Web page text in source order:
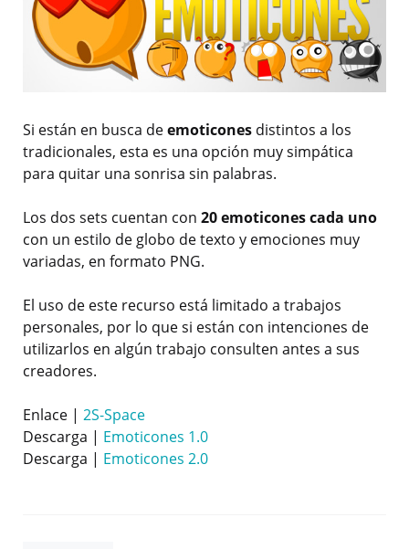
Si están en busca deemoticones distintos a los
tradicionales, esta es una opción muy simpática
para quitar una sonrisa sin palabras.
Los dos sets cuentan con 20 emoticones cada uno
con un estilo de globo de texto y emociones muy
variadas, en formato PNG.
El uso de este recurso está limitado a trabajos
personales, por lo que si están con intenciones de
utilizarlos en algún trabajo consulten antes a sus
creadores.
Enlace | 2S-Space
Descarga | Emoticones 1.0
Descarga | Emoticones 2.0